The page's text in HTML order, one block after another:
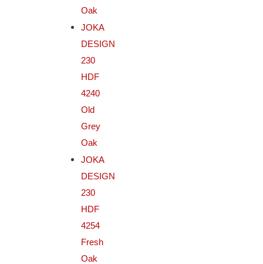
Oak
JOKA
DESIGN
230
HDF
4240
Old
Grey
Oak
JOKA
DESIGN
230
HDF
4254
Fresh
Oak